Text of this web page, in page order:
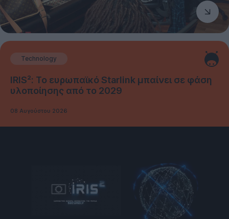
Technology
IRIS²: Το ευρωπαϊκό Starlink μπαίνει σε φάση
υλοποίησης από το 2029
08 Αυγούστου 2026